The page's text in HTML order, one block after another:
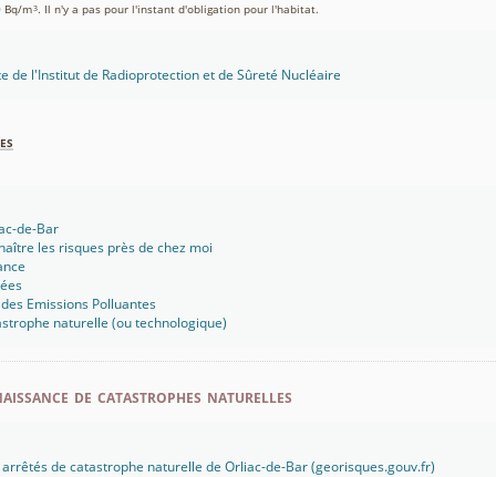
Bq/m3. Il n'y a pas pour l'instant d'obligation pour l'habitat.
de l'Institut de Radioprotection et de Sûreté Nucléaire
de-Bar
les risques près de chez moi
Emissions Polluantes
naturelle (ou technologique)
de catastrophes naturelles
de catastrophe naturelle de Orliac-de-Bar (georisques.gouv.fr)